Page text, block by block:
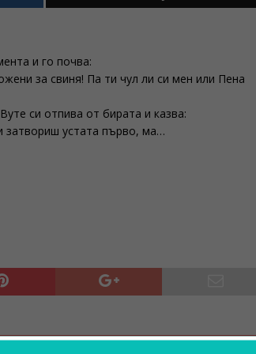
и го почва:
за свиня! Па ти чул ли си мен или Пена
си отпива от бирата и казва:
затвориш устата първо, ма…